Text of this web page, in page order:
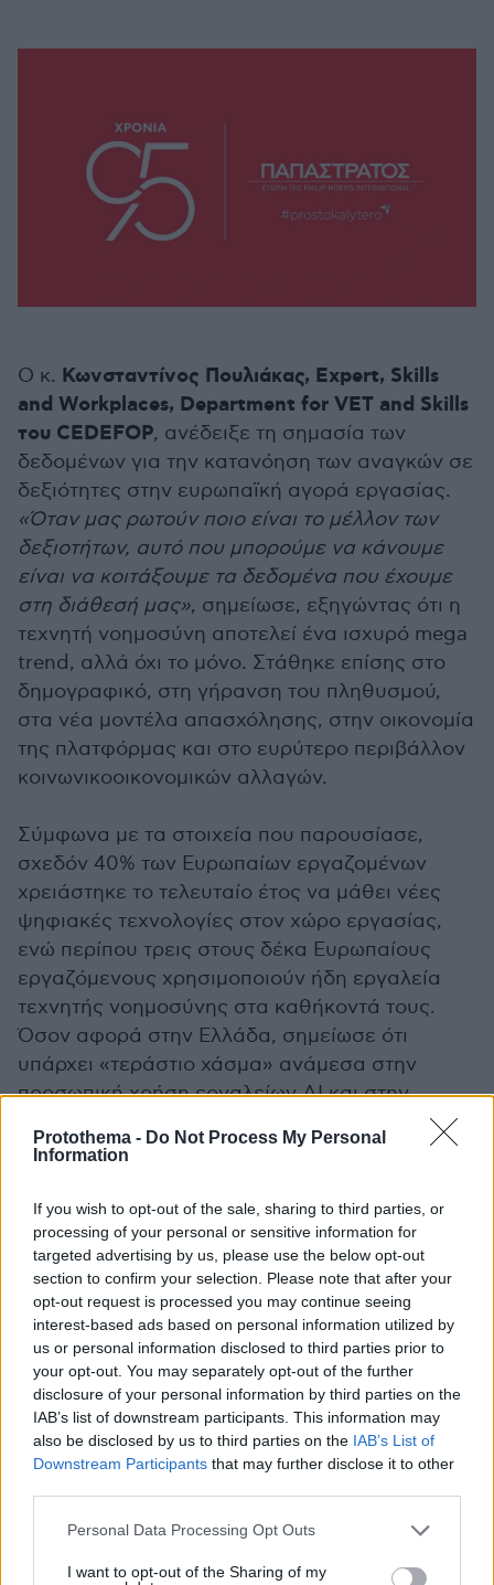
Protothema - Do Not Process My Personal
Information
If you wish to opt-out of the sale, sharing to third parties, or
processing of your personal or sensitive information for
targeted advertising by us, please use the below opt-out
section to confirm your selection. Please note that after your
opt-out request is processed you may continue seeing
interest-based ads based on personal information utilized by
us or personal information disclosed to third parties prior to
your opt-out. You may separately opt-out of the further
disclosure of your personal information by third parties on the
IAB’s list of downstream participants. This information may
also be disclosed by us to third parties on the IAB’s List of
Downstream Participants that may further disclose it to other
Please note that this website/app uses one or more Google
not limited to your visit or usage behaviour. You may click to
Personal Data Processing Opt Outs
I want to opt-out of the Sharing of my
Ο κ. Κωνσταντίνος Πουλιάκας, Expert, Skills
and Workplaces, Department for VET and Skills
του CEDEFOP, ανέδειξε τη σημασία των
δεδομένων για την κατανόηση των αναγκών σε
δεξιότητες στην ευρωπαϊκή αγορά εργασίας.
«Όταν μας ρωτούν ποιο είναι το μέλλον των
δεξιοτήτων, αυτό που μπορούμε να κάνουμε
είναι να κοιτάξουμε τα δεδομένα που έχουμε
στη διάθεσή μας», σημείωσε, εξηγώντας ότι η
τεχνητή νοημοσύνη αποτελεί ένα ισχυρό mega
trend, αλλά όχι το μόνο. Στάθηκε επίσης στο
δημογραφικό, στη γήρανση του πληθυσμού,
στα νέα μοντέλα απασχόλησης, στην οικονομία
της πλατφόρμας και στο ευρύτερο περιβάλλον
κοινωνικοοικονομικών αλλαγών.
Σύμφωνα με τα στοιχεία που παρουσίασε,
σχεδόν 40% των Ευρωπαίων εργαζομένων
χρειάστηκε το τελευταίο έτος να μάθει νέες
ψηφιακές τεχνολογίες στον χώρο εργασίας,
ενώ περίπου τρεις στους δέκα Ευρωπαίους
εργαζόμενους χρησιμοποιούν ήδη εργαλεία
τεχνητής νοημοσύνης στα καθήκοντά τους.
Όσον αφορά στην Ελλάδα, σημείωσε ότι
υπάρχει «τεράστιο χάσμα» ανάμεσα στην
προσωπική χρήση εργαλείων AI και στην
ενσωμάτωσή τους στον εργασιακό χώρο, όπου
το ποσοστό χρήσης παραμένει κοντά στο 20%.
Αναφερόμενος στις δεξιότητες που ζητούν
περισσότερο οι εργοδότες σε ευρωπαϊκό
επίπεδο, έκανε λόγο για τέσσερις βασικές
κατηγορίες: ψηφιακές δεξιότητες, ήπιες
κοινωνικές δεξιότητες, δεξιότητες διοίκησης
και ηγεσίας, καθώς και δεξιότητες
αυτοδιαχείρισης. Όπως εξήγησε, οι τελευταίες
αφορούν «το να μπορεί ένας άνθρωπος να
διαχειρίζεται την ικανότητά του να μαθαίνει
διαρκώς και να εξελίσσεται σε επαγγελματικό
αλλά κυρίως σε προσωπικό επίπεδο».